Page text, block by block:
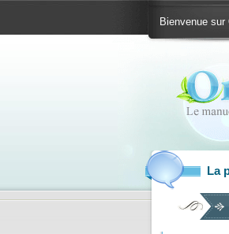
Bienvenue sur
La